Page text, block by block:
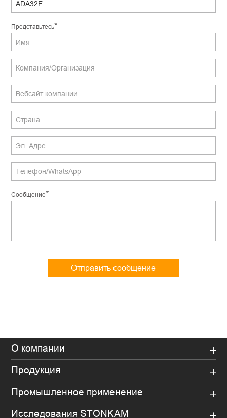
Представьтесь*
Сообщение*
Отправить сообщение
О компании
Продукция
Промышленное применение
Исследования STONKAM